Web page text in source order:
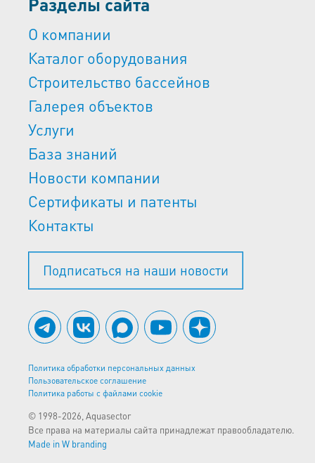
О компании
Каталог оборудования
Строительство бассейнов
Галерея объектов
Услуги
База знаний
Новости компании
Сертификаты и патенты
Контакты
Подписаться на наши новости
Политика обработки персональных данных
Пользовательское соглашение
Политика работы с файлами cookie
© 1998-2026, Aquasector
Все права на материалы сайта принадлежат правообладателю.
Made in W branding